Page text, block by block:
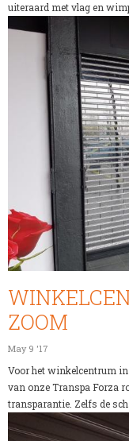
uiteraard met vlag en
ZOOM
May 9 '17
Voor het winkelcentrum
van onze Transpa Forza
transparantie. Zelfs de